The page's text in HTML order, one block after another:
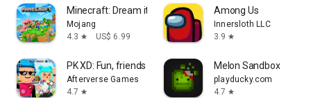
Minecraft: Dream it, Build it!
Mojang
4.3 star US$ 6.99
Among Us
Innersloth LLC
3.9 star
PK XD: Fun, friends & games
Afterverse Games
4.7 star
Melon Sandbox
playducky.com
4.7 star